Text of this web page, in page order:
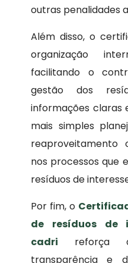
outras penalidades
Além disso, o
organização
facilitando o
gestão dos
informações claras
mais simples
reaproveitamento
nos processos que
resíduos de
Por fim, o
de resíduos de
cadri reforça
transparência e